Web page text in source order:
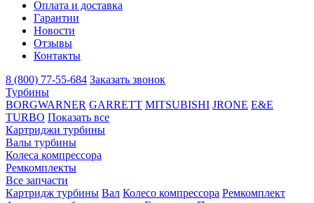
Оплата и доставка
Гарантии
Новости
Отзывы
Контакты
8 (800) 77-55-684 Заказать звонок
Турбины
BORGWARNER GARRETT MITSUBISHI JRONE E&E
TURBO Показать все
Картриджи турбины
Валы турбины
Колеса компрессора
Ремкомплекты
Все запчасти
Картридж турбины Вал Колесо компрессора Ремкомплект